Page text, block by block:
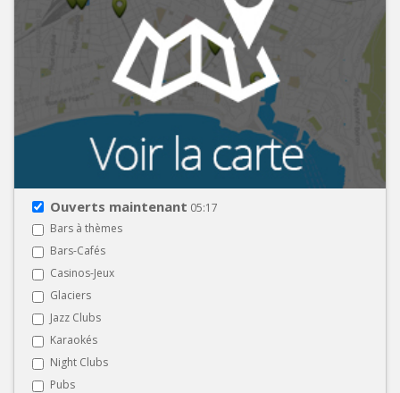
Ouverts maintenant 05:17
Bars à thèmes
Bars-Cafés
Casinos-Jeux
Glaciers
Jazz Clubs
Karaokés
Night Clubs
Pubs